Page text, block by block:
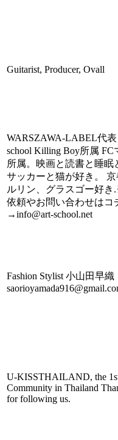
Guitarist, Producer, Ovall
WARSZAWA-LABEL代表
school Killing Boy所属 FC
所属。映画と読書と睡眠
サッカーと猫が好き。
ルリン、グラスゴー好
依頼やお問い合わせはコ
→info@art-school.net
Fashion Stylist 小山田早織
U-KISSTHAILAND, the
Community in Thailand
for following us.